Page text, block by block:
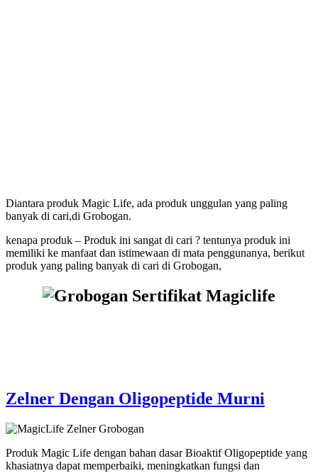
Diantara produk Magic Life, ada produk unggulan yang paling
banyak di cari,di Grobogan.
kenapa produk – Produk ini sangat di cari ? tentunya produk ini
memiliki ke manfaat dan istimewaan di mata penggunanya, berikut
produk yang paling banyak di cari di Grobogan,
Zelner Dengan Oligopeptide Murni
Produk Magic Life dengan bahan dasar Bioaktif Oligopeptide yang
khasiatnya dapat memperbaiki, meningkatkan fungsi dan